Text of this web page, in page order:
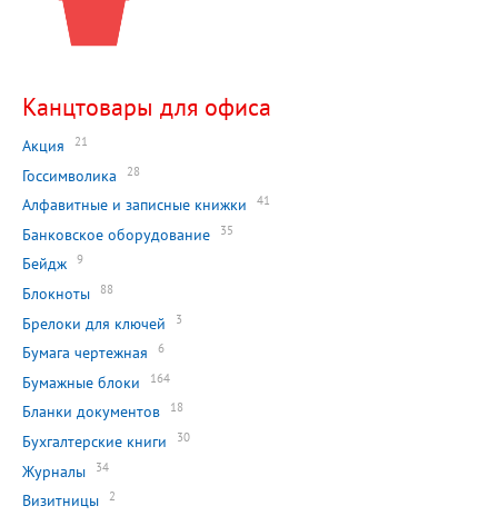
Канцтовары для офиса
Акция 21
Госсимволика 28
Алфавитные и записные книжки 41
Банковское оборудование 35
Бейдж 9
Блокноты 88
Брелоки для ключей 3
Бумага чертежная 6
Бумажные блоки 164
Бланки документов 18
Бухгалтерские книги 30
Журналы 34
Визитницы 2